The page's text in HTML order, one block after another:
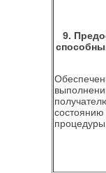
9.
процедуры